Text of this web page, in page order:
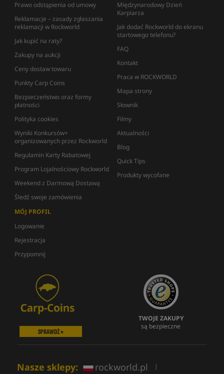
Prawo odstąpienia od umowy
Reklamacje – zasady zgłaszania
reklamacji w Rockworld
Jak kupić na raty?
Zakupy na aukcji
Ceny dostaw towaru
Punkty Carp Coins
Bezpieczeństwo oraz formy
płatności
Polityka cookies
Wyniki Konkursów+
organizowanych przez Rockworld
Regulamin Karty Rabatowej
Program Lojalnościowy Rockworld
Weekend z Darmową Dostawą
Śledź swoje zamówienia
Międzynarodowy Dzień
Karpiarza
Jak dodać Rockworld do ekranu
startowego telefonu?
FAQ
Kontakt
Praca w ROCKWORLD
Mapa strony
Słownik
Filmy
Aktualności
Blog
Quick Tips
Produkty wycofane
MÓJ PROFIL
Logowanie
Rejestracja
Przypomnij
SPRAWDŹ »
TWOJE ZAKUPY
są bezpieczne
Nasze sklepy: rockworld.pl |